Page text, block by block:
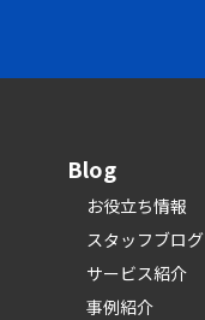
Blog
お役立ち情報
スタッフブログ
サービス紹介
事例紹介